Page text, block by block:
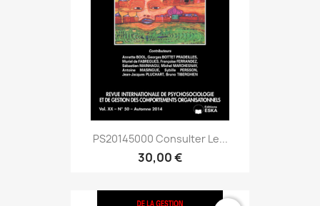
PS20145000 Consulter Le...
30,00 €